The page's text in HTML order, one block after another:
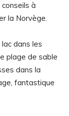
à
la Norvège.
lac dans les
plage de sable
dans la
fantastique